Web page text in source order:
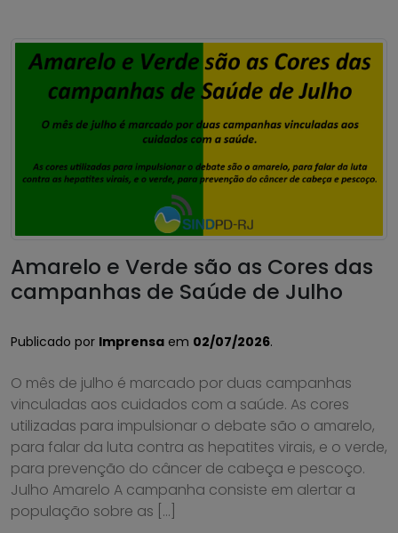
Amarelo e Verde são as Cores das
campanhas de Saúde de Julho
Publicado por Imprensa em 02/07/2026.
O mês de julho é marcado por duas campanhas
vinculadas aos cuidados com a saúde. As cores
utilizadas para impulsionar o debate são o amarelo,
para falar da luta contra as hepatites virais, e o verde,
para prevenção do câncer de cabeça e pescoço.
Julho Amarelo A campanha consiste em alertar a
população sobre as […]